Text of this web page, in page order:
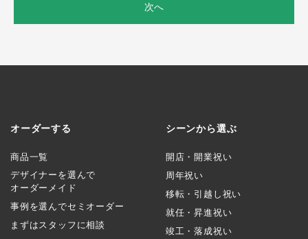
次へ
オーダーする
商品一覧
デザイナーを選んで
オーダーメイド
事例を選んでセミオーダー
まずはスタッフに相談
シーンから選ぶ
開店・開業祝い
周年祝い
移転・引越し祝い
就任・昇進祝い
竣工・落成祝い